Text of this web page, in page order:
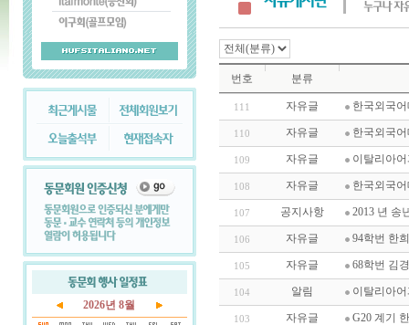
2026년 8월
번호 분류
111 자유글 한국외국
110 자유글 한국외국
109 자유글 이탈리아
108 자유글 한국외국
107 공지사항 2013 년 송
106 자유글 94학번 한
105 자유글 68학번 김
104 알림 이탈리아
103 자유글 G20 계기